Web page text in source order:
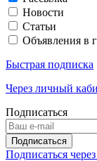
Новости
Статьи
Объявления в
Быстрая подписка
Через личный
Подписаться
Подписаться